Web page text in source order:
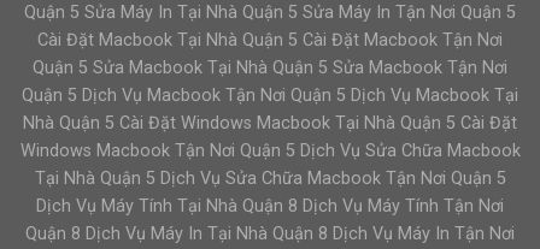
Quận 5 Sửa Máy In Tại Nhà Quận 5 Sửa Máy In Tận Nơi Quận 5
Cài Đặt Macbook Tại Nhà Quận 5 Cài Đặt Macbook Tận Nơi
Quận 5 Sửa Macbook Tại Nhà Quận 5 Sửa Macbook Tận Nơi
Quận 5 Dịch Vụ Macbook Tận Nơi Quận 5 Dịch Vụ Macbook Tại
Nhà Quận 5 Cài Đặt Windows Macbook Tại Nhà Quận 5 Cài Đặt
Windows Macbook Tận Nơi Quận 5 Dịch Vụ Sửa Chữa Macbook
Tại Nhà Quận 5 Dịch Vụ Sửa Chữa Macbook Tận Nơi Quận 5
Dịch Vụ Máy Tính Tại Nhà Quận 8 Dịch Vụ Máy Tính Tận Nơi
Quận 8 Dịch Vụ Máy In Tại Nhà Quận 8 Dịch Vụ Máy In Tận Nơi